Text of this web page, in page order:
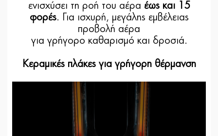
ενισχύσει τη ροή του αέρα έως και 15
φορές. Για ισχυρή, μεγάλης εμβέλειας
προβολή αέρα
για γρήγορο καθαρισμό και δροσιά.
Κεραμικές πλάκες για γρήγορη θέρμανση